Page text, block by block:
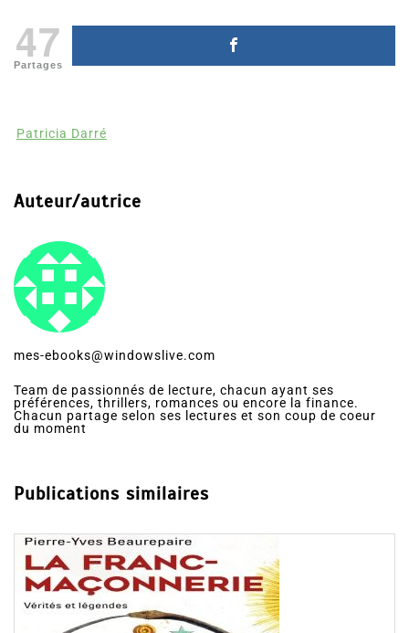
47
Partages
Auteur/autrice
préférences, thrillers, romances ou encore la finance.
Chacun partage selon ses lectures et son coup de coeur
du moment
Publications similaires